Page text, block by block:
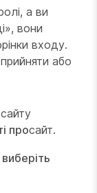
а ви
вони
входу.
або
просайт.